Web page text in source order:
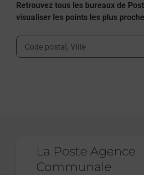
Retrouvez tous les bureaux de
visualiser les points les plus
Ville, Département, Code Postal
La Poste Agence
Communale